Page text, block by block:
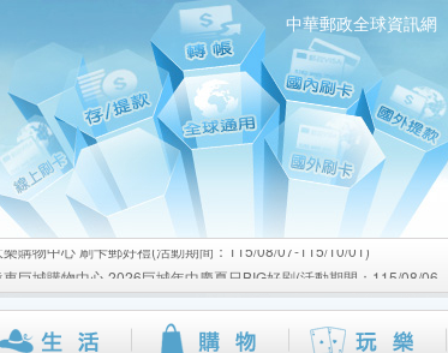
中華郵政全球資訊網
購物中心 刷卡郵好禮(活動期間：115/08/07-115/10/01)
東巨城購物中心 2026巨城年中慶夏日BIG好刷(活動期間：115/08/06-
26)
創生活 有點東西第2波 刷卡郵好禮(活動期間：115/08/06-115/09/02)
樂購物中心 刷卡郵好禮(活動期間：115/08/07-115/10/01)
東巨城購物中心 2026巨城年中慶夏日BIG好刷(活動期間：115/08/06-
26)
創生活 有點東西第2波 刷卡郵好禮(活動期間：115/08/06-115/09/02)